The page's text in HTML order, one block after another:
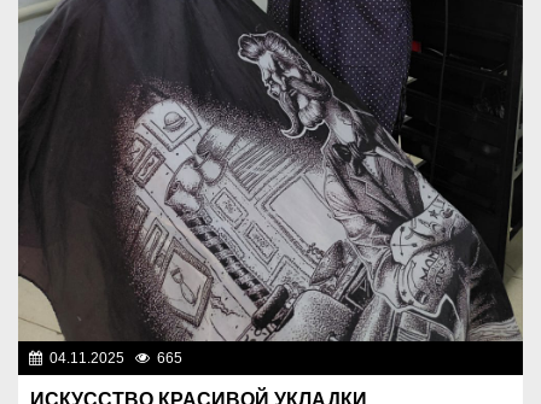
04.11.2025 665
ИСКУССТВО КРАСИВОЙ УКЛАДКИ